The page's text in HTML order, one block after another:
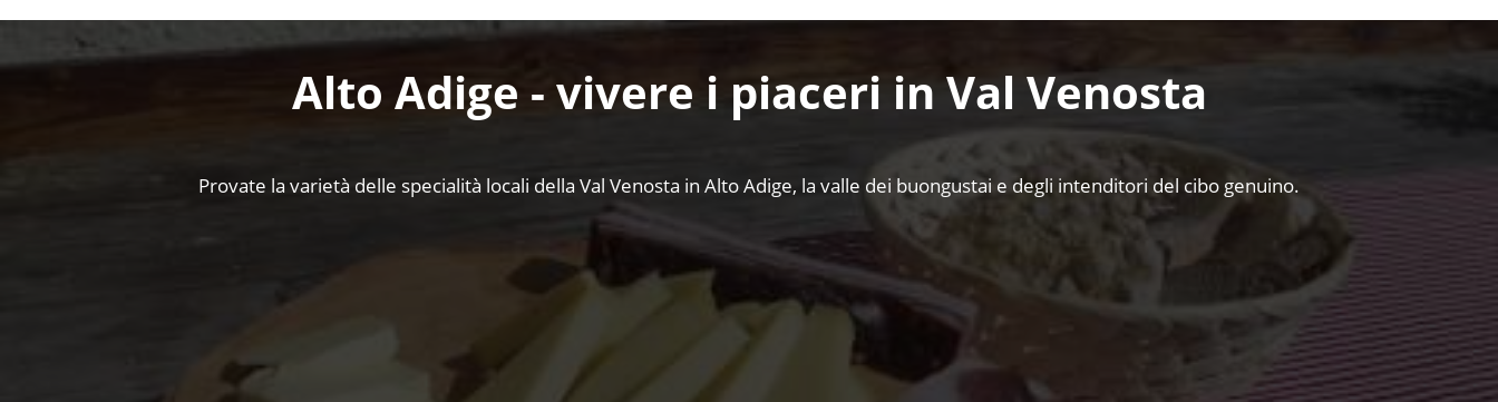
Alto Adige - vivere i piaceri in Val Venosta
Provate la varietà delle specialità locali della Val Venosta in Alto Adige, la valle dei buongustai e degli intenditori del cibo genuino.